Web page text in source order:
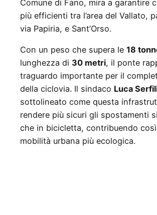
Comune di Fano, mira a garantire
più efficienti tra l’area del Vallato,
via Papiria, e Sant’Orso.
Con un peso che supera le 18
lunghezza di 30 metri, il ponte
traguardo importante per il
della ciclovia. Il sindaco Luca
sottolineato come questa
rendere più sicuri gli spostamenti
che in bicicletta, contribuendo
mobilità urbana più ecologica.